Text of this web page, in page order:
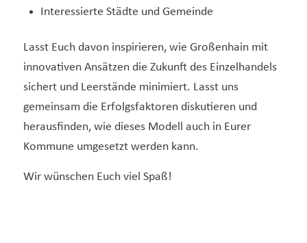
Interessierte Städte und Gemeinde
Lasst Euch davon inspirieren, wie Großenhain mit
innovativen Ansätzen die Zukunft des Einzelhandels
sichert und Leerstände minimiert. Lasst uns
gemeinsam die Erfolgsfaktoren diskutieren und
herausfinden, wie dieses Modell auch in Eurer
Kommune umgesetzt werden kann.
Wir wünschen Euch viel Spaß!